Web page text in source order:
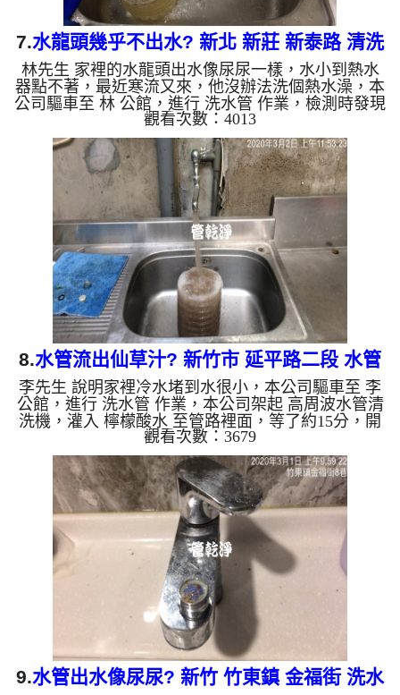
7.水龍頭幾乎不出水? 新北 新莊 新泰路 清洗
水管
林先生 家裡的水龍頭出水像尿尿一樣，水小到熱水
器點不著，最近寒流又來，他沒辦法洗個熱水澡，本
公司驅車至 林 公館，進行 洗水管 作業，檢測時發現
濾嘴都是異物，本公司架起 高周波水管清洗機，灌
入 檸檬酸水 至管路裡面，等了約15分，開啟 水管清
洗機 ，啟動 螺旋波 模式，一開始就洗出黃色髒水，
越洗就越髒，如下圖片影片，一個多小時後， 出水
量恢復正常，林先生能洗個熱水澡了!! 如是自來水，
如水管老化，會產生鐵鏽跟泥沙堆積，洗出來的水就
會是咖啡色，地下水含有氧化錳，管壁上會結成黑色
管垢，洗出來的...
觀看次數：4013
8.水管流出仙草汁? 新竹市 延平路二段 水管
清洗
李先生 說明家裡冷水堵到水很小，本公司驅車至 李
公館，進行 洗水管 作業，本公司架起 高周波水管清
洗機，灌入 檸檬酸水 至管路裡面，等了約15分，開
啟 水管清洗機 ，啟動 螺旋波 模式，一開始就洗出黑
色髒水，像是仙草汁一樣，水龍頭狂噴出異物，但是
還是堵住不出水，本公司改用特殊清洗工法，如下圖
片影片，三個多小時後， 冷水量恢復正常，李先生
有水用了!! 如是自來水，如水管老化，會產生鐵鏽跟
泥沙堆積，洗出來的水就會是咖啡色，地下水含有氧
化錳，管壁上會結成黑色管垢，洗出來的水會跟石油
一樣黑，有些...
觀看次數：3679
9.水管出水像尿尿? 新竹 竹東鎮 金福街 洗水